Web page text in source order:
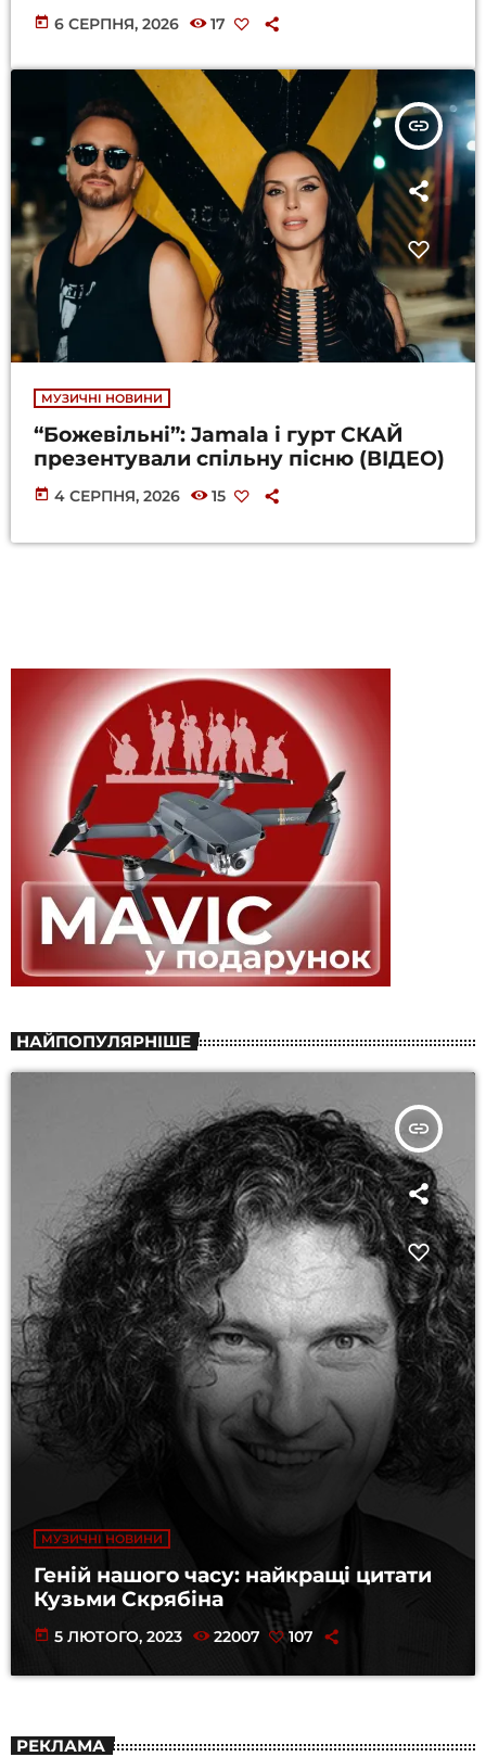
today 6 СЕРПНЯ, 2026 17
insert_link
МУЗИЧНІ НОВИНИ
“Божевільні”: Jamala і гурт СКАЙ
презентували спільну пісню (ВІДЕО)
today 4 СЕРПНЯ, 2026 15
НАЙПОПУЛЯРНІШЕ
insert_link
МУЗИЧНІ НОВИНИ
Геній нашого часу: найкращі цитати
Кузьми Скрябіна
today 5 ЛЮТОГО, 2023 22007 107
РЕКЛАМА